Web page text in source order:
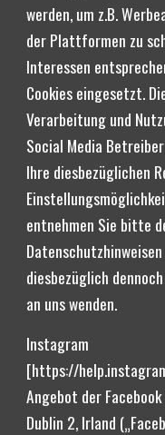
werden, um z.B.
der Plattformen zu
Interessen
Cookies eingesetzt.
Verarbeitung und
Social Media
Ihre diesbezüglichen
entnehmen Sie bitte
diesbezüglich
an uns wenden.
Instagram
[https://
Angebot der
Dublin 2, Irland